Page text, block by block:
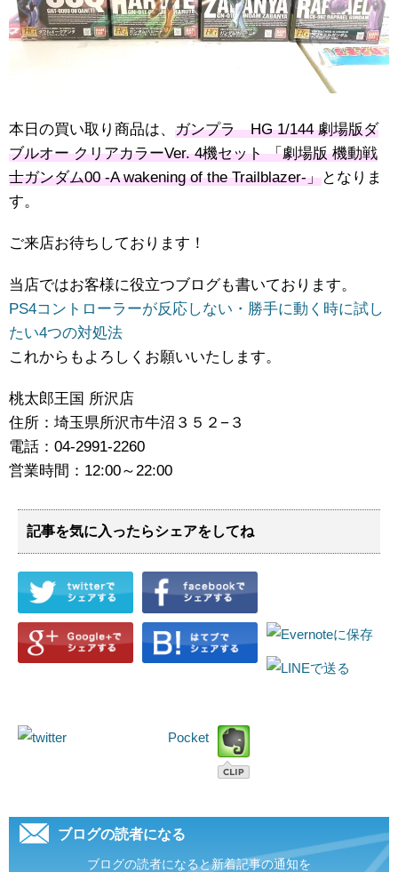
本日の買い取り商品は、 ガンプラ HG 1/144 劇場版ダ
ブルオー クリアカラーVer. 4機セット 「劇場版 機動戦
士ガンダム00 -A wakening of the Trailblazer-」となりま
す。
ご来店お待ちしております！
当店ではお客様に役立つブログも書いております。
PS4コントローラーが反応しない・勝手に動く時に試し
たい4つの対処法
これからもよろしくお願いいたします。
桃太郎王国 所沢店
住所：埼玉県所沢市牛沼３５２−３
電話：04-2991-2260
営業時間：12:00～22:00
記事を気に入ったらシェアをしてね
Pocket
ブログの読者になる
ブログの読者になると新着記事の通知を